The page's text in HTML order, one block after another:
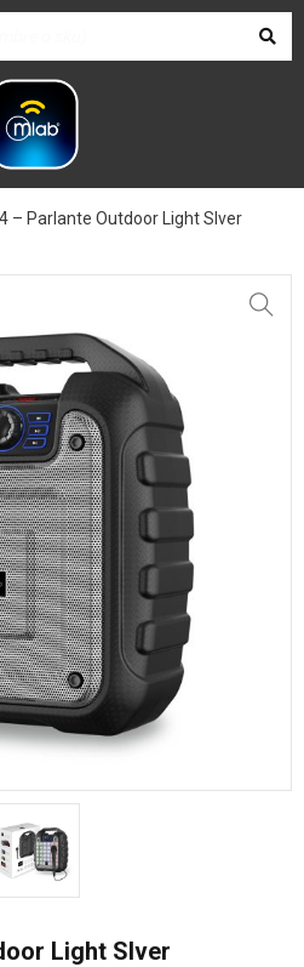
– Parlante Outdoor Light Slver
Light Slver